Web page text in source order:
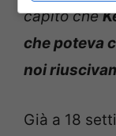
capito che
che poteva
noi
Già a 18